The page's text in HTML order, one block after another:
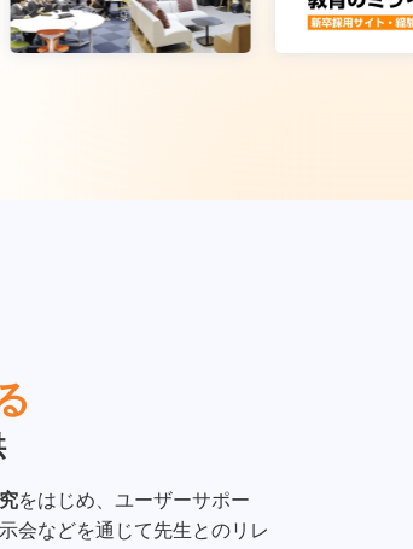
をはじめ、ユーザーサポー
会などを通じて先生とのリレ